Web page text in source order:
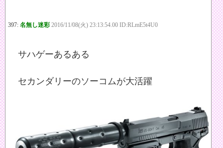
397: 名無し迷彩 2016/11/08(火) 23:13:54.00 ID:RLmE5t4U0
サハゲーあるある
セカンダリーのソーコムが大活躍